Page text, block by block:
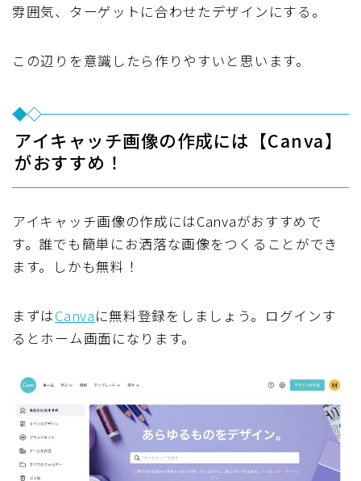
雰囲気、ターゲットに合わせたデザインにする。
この辺りを意識したら作りやすいと思います。
アイキャッチ画像の作成には【Canva】
がおすすめ！
アイキャッチ画像の作成にはCanvaがおすすめで
す。誰でも簡単にお洒落な画像をつくることができ
ます。しかも無料！
まずはCanvaに無料登録をしましょう。ログインす
るとホーム画面になります。